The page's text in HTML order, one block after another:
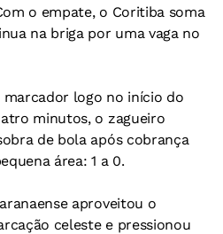
o empate, o Coritiba soma
na briga por uma vaga no
logo no início do
minutos, o zagueiro
de bola após cobrança
área: 1 a 0.
aproveitou o
celeste e pressionou